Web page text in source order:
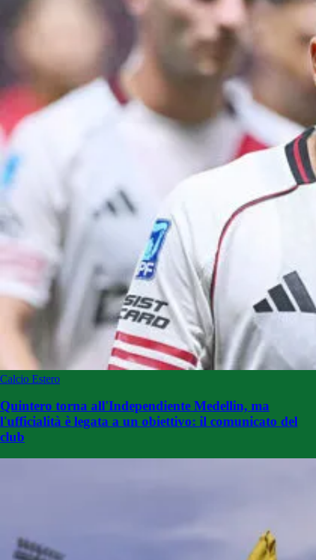
Calcio Estero
Quintero torna all'Independiente Medellin, ma
l'ufficialità è legata a un obiettivo: il comunicato del
club